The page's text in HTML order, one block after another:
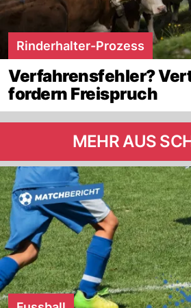
Rinderhalter-Prozess
Verfahrensfehler?
fordern Freispruch
MEHR AUS